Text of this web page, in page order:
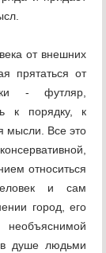
от внешних
прятаться от
- футляр,
к порядку, к
мысли. Все это
относиться
и сам
город, его
в душе людьми